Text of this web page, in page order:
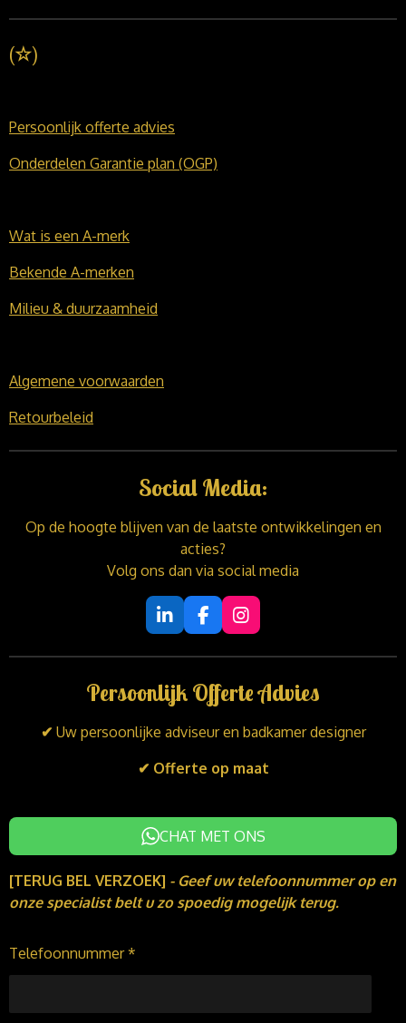
(☆)
Persoonlijk offerte advies
Onderdelen Garantie plan (OGP)
Wat is een A-merk
Bekende A-merken
Milieu & duurzaamheid
Algemene voorwaarden
Retourbeleid
Social Media:
Op de hoogte blijven van de laatste ontwikkelingen en
acties?
Volg ons dan via social media
L
i
n
e
d
I
n
F
a
c
b
o
o
k
I
n
s
a
r
a
Persoonlijk Offerte Advies
✔ Uw persoonlijke adviseur en badkamer designer
✔ Offerte op maat
CHAT MET ONS
[TERUG BEL VERZOEK] - Geef uw telefoonnummer op en
onze specialist belt u zo spoedig mogelijk terug.
Telefoonnummer *